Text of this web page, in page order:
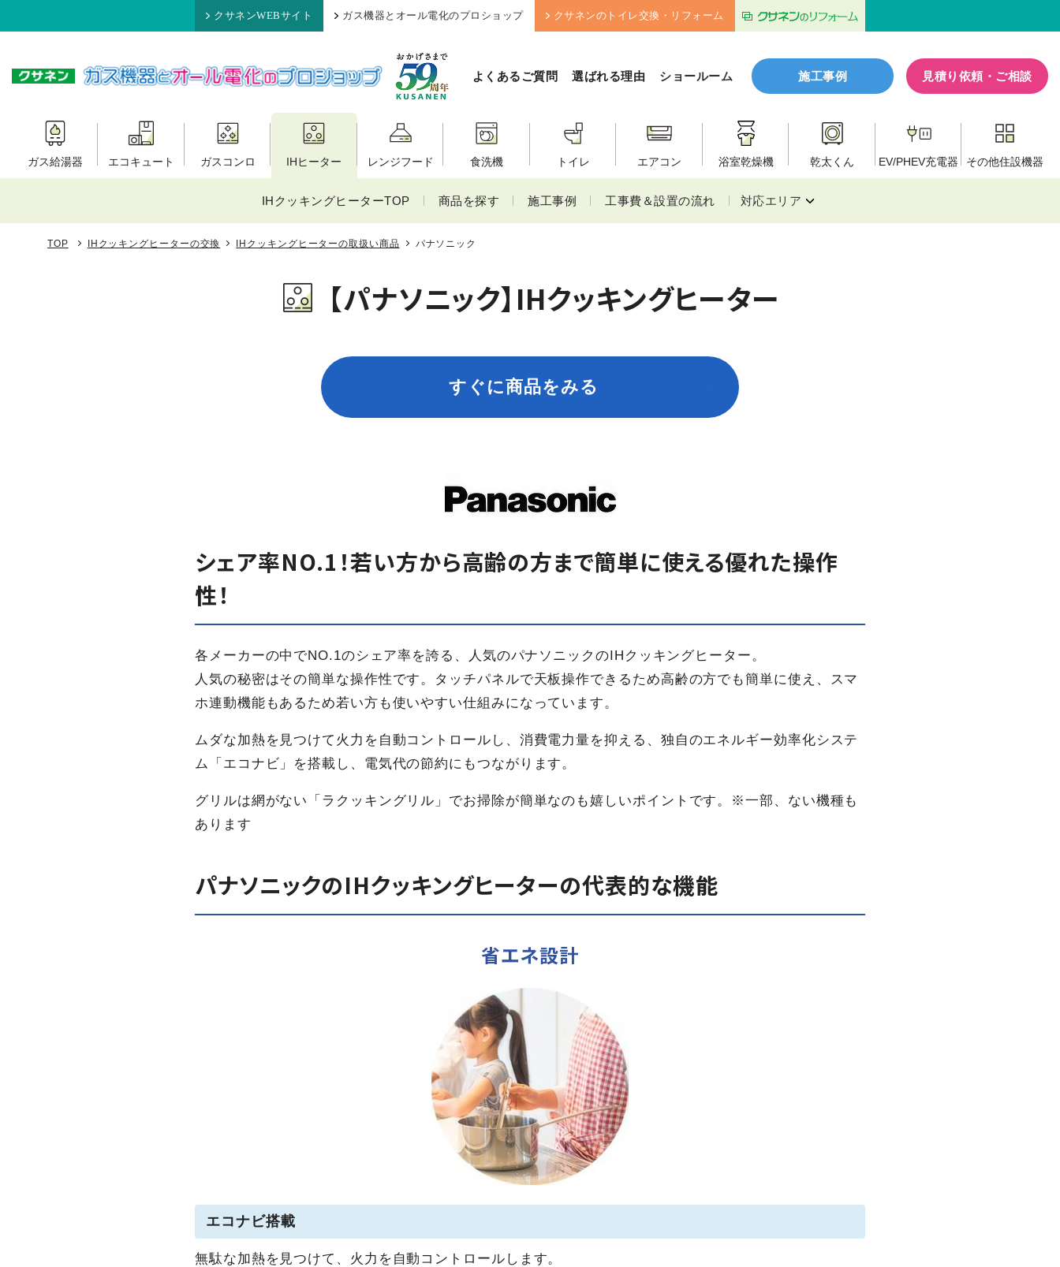
クサネンWEBサイト ガス機器とオール電化のプロショップ クサネンのトイレ交換・リフォーム
よくあるご質問 選ばれる理由 ショールーム 施工事例 見積り依頼・ご相談
ガス給湯器 エコキュート ガスコンロ IHヒーター レンジフード 食洗機 トイレ エアコン 浴室乾燥機 乾太くん EV/PHEV充電器 その他住設機器
IHクッキングヒーターTOP 商品を探す 施工事例 工事費＆設置の流れ 対応エリア
TOP IHクッキングヒーターの交換 IHクッキングヒーターの取扱い商品 パナソニック
【パナソニック】 IHクッキングヒーター
すぐに商品をみる
シェア率NO.1！若い方から高齢の方まで簡単に使える優れた操作
性！
各メーカーの中でNO.1のシェア率を誇る、人気のパナソニックのIHクッキングヒーター。
人気の秘密はその簡単な操作性です。タッチパネルで天板操作できるため高齢の方でも簡単に使え、スマ
ホ連動機能もあるため若い方も使いやすい仕組みになっています。
ムダな加熱を見つけて火力を自動コントロールし、消費電力量を抑える、独自のエネルギー効率化システ
ム「エコナビ」を搭載し、電気代の節約にもつながります。
グリルは網がない「ラクッキングリル」でお掃除が簡単なのも嬉しいポイントです。※一部、ない機種も
あります
パナソニックのIHクッキングヒーターの代表的な機能
省エネ設計
エコナビ搭載
無駄な加熱を見つけて、火力を自動コントロールします。